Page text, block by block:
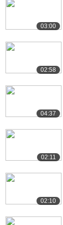
03:00
02:58
04:37
02:11
02:10